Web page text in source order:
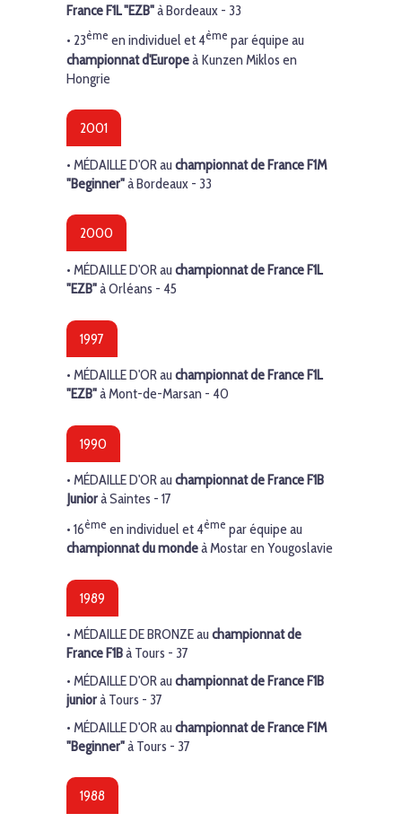
FranceF1L "EZB"à Bordeaux - 33
• 23ème en individuel et4ème par équipe au
championnat d'Europeà Kunzen Miklos en
Hongrie
2001
• MÉDAILLE D'ORau championnat de FranceF1M
"Beginner"à Bordeaux - 33
2000
• MÉDAILLE D'ORau championnat de FranceF1L
"EZB"à Orléans - 45
1997
• MÉDAILLE D'ORau championnat de France F1L
"EZB"à Mont-de-Marsan - 40
1990
• MÉDAILLE D'ORau championnat de France F1B
Juniorà Saintes - 17
• 16ème en individuel et4ème par équipe au
championnat du mondeà Mostar en Yougoslavie
1989
• MÉDAILLE DE BRONZEau championnat de
France F1Bà Tours - 37
• MÉDAILLE D'ORau championnat de France F1B
juniorà Tours - 37
• MÉDAILLE D'OR au championnat de France F1M
"Beginner"à Tours - 37
1988